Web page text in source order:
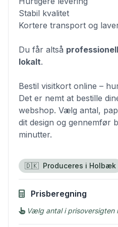
Stabil kvalitet
Kortere transport og
Du får altså
lokalt.
Bestil visitkort online –
Det er nemt at bestille
webshop. Vælg antal,
dit design og gennemfør
minutter.
🇩🇰 Produceres i Holbæk
Prisberegning
Vælg antal i prisoversigten